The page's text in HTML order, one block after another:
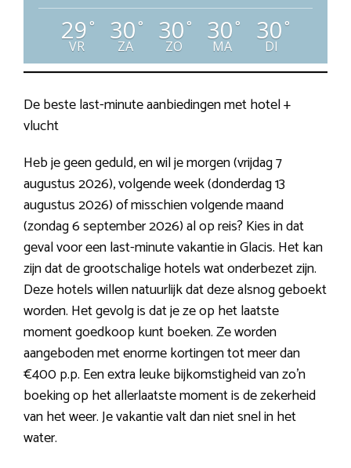
29°
VR
30°
ZA
30°
ZO
30°
MA
30°
DI
De beste last-minute aanbiedingen met hotel +
vlucht
Heb je geen geduld, en wil je morgen (vrijdag 7
augustus 2026), volgende week (donderdag 13
augustus 2026) of misschien volgende maand
(zondag 6 september 2026) al op reis? Kies in dat
geval voor een last-minute vakantie in Glacis. Het kan
zijn dat de grootschalige hotels wat onderbezet zijn.
Deze hotels willen natuurlijk dat deze alsnog geboekt
worden. Het gevolg is dat je ze op het laatste
moment goedkoop kunt boeken. Ze worden
aangeboden met enorme kortingen tot meer dan
€400 p.p. Een extra leuke bijkomstigheid van zo’n
boeking op het allerlaatste moment is de zekerheid
van het weer. Je vakantie valt dan niet snel in het
water.